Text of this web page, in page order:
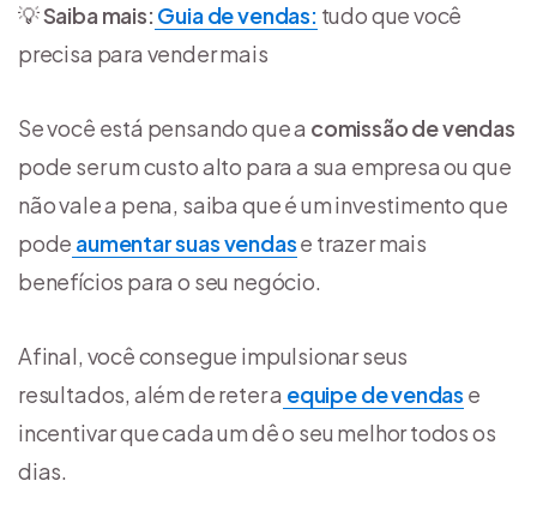
💡Saiba mais: Guia de vendas: tudo que você
precisa para vender mais
Se você está pensando que a comissão de vendas
pode ser um custo alto para a sua empresa ou que
não vale a pena, saiba que é um investimento que
pode aumentar suas vendase trazer mais
benefícios para o seu negócio.
Afinal, você consegue impulsionar seus
resultados, além de reter a equipe de vendas e
incentivar que cada um dê o seu melhor todos os
dias.